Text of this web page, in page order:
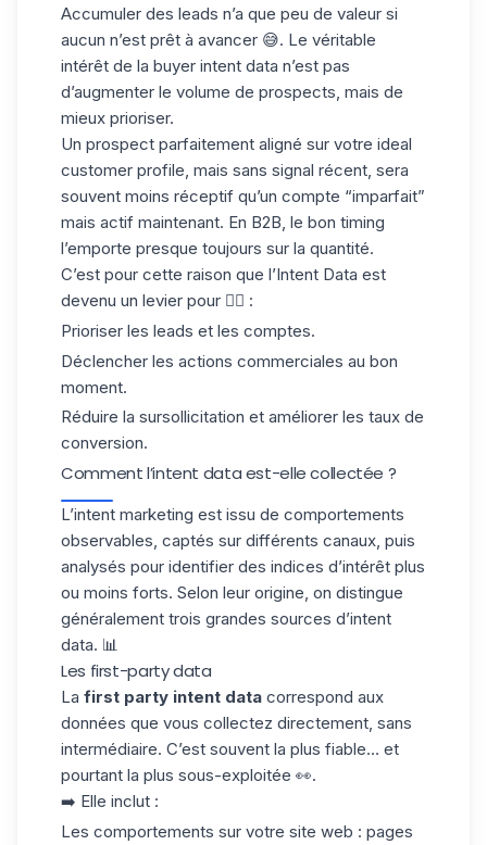
Accumuler des leads n’a que peu de valeur si
aucun n’est prêt à avancer 😅. Le véritable
intérêt de la buyer intent data n’est pas
d’augmenter le volume de prospects, mais de
mieux prioriser.
Un prospect parfaitement aligné sur votre ideal
customer profile, mais sans signal récent, sera
souvent moins réceptif qu’un compte “imparfait”
mais actif maintenant. En B2B, le bon timing
l’emporte presque toujours sur la quantité.
C’est pour cette raison que l’Intent Data est
devenu un levier pour 👇🏻 :
Prioriser les leads et les comptes.
Déclencher les actions commerciales au bon
moment.
Réduire la sursollicitation et améliorer les taux de
conversion.
Comment l’intent data est-elle collectée ?
L’intent marketing est issu de comportements
observables, captés sur différents canaux, puis
analysés pour identifier des indices d’intérêt plus
ou moins forts. Selon leur origine, on distingue
généralement trois grandes sources d’intent
data. 📊
Les first-party data
La first party intent data correspond aux
données que vous collectez directement, sans
intermédiaire. C’est souvent la plus fiable… et
pourtant la plus sous-exploitée 👀.
➡️ Elle inclut :
Les comportements sur votre site web : pages